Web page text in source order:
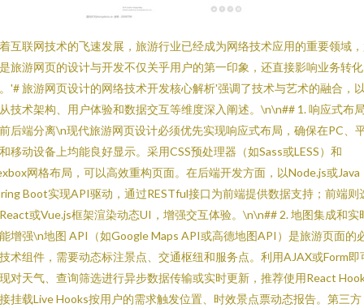
互联网技术的飞速发展，旅游行业已经成为网络技术应用的重要领域
旅游网页的设计与开发不仅关乎用户的第一印象，还直接影响业务转化
'# 旅游网页设计的网络技术开发核心解析'强调了技术与艺术的融合，
技术架构、用户体验和数据交互等维度深入阐述。\n\n## 1. 响应式布
后端分离\n现代旅游网页设计必须优先实现响应式布局，确保在PC、
移动设备上均能良好显示。采用CSS预处理器（如Sass或LESS）和
网格布局，可以高效重构页面。在后端开发方面，以Node.js或Java
Boot实现API驱动，通过RESTful接口为前端提供数据支持；前端则
或Vue.js框架渲染动态UI，增强交互体验。\n\n## 2. 地图集成和实
增强\n地图 API（如Google Maps API或高德地图API）是旅游页面的
术组件，需要动态标注景点、交通枢纽和服务点。利用AJAX或Form即
对天气、查询筛选进行异步数据传输或实时更新，推荐使用React
挂载Live Hooks按用户的需求触发位置、时效景点票动态报告。第三方